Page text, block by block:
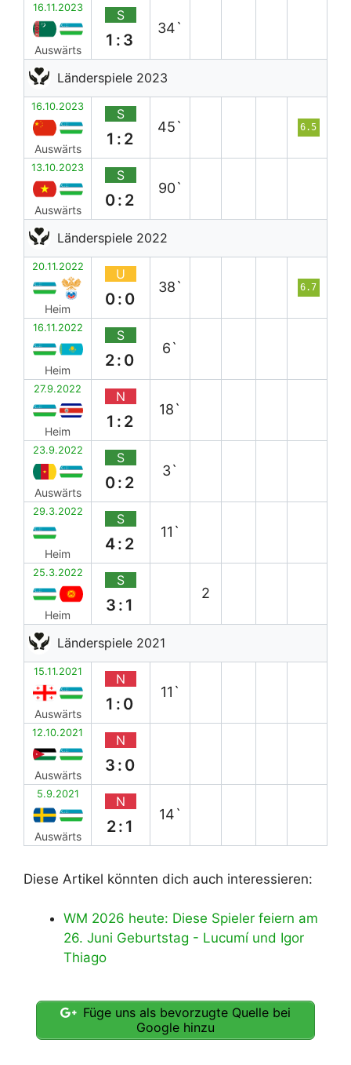
16.11.2023
Auswärts
S
1:3
34`
Länderspiele 2023
16.10.2023
Auswärts
S
1:2
45` 6.5
13.10.2023
Auswärts
S
0:2
90`
Länderspiele 2022
20.11.2022
Heim
U
0:0
38` 6.7
16.11.2022
Heim
S
2:0
6`
27.9.2022
Heim
N
1:2
18`
23.9.2022
Auswärts
S
0:2
3`
29.3.2022
Heim
S
4:2
11`
25.3.2022
Heim
S
3:1
2
Länderspiele 2021
15.11.2021
Auswärts
N
1:0
11`
12.10.2021
Auswärts
N
3:0
5.9.2021
Auswärts
N
2:1
14`
Diese Artikel könnten dich auch interessieren:
WM 2026 heute: Diese Spieler feiern am
26. Juni Geburtstag - Lucumí und Igor
Thiago
Füge uns als bevorzugte Quelle bei
Google hinzu